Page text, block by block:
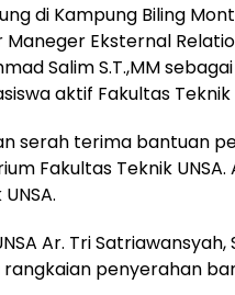
di Kampung Biling
Eksternal
Salim S.T.,MM
aktif Fakultas Teknik
serah terima bantuan
Fakultas Teknik
Ar. Tri
rangkaian penyerahan